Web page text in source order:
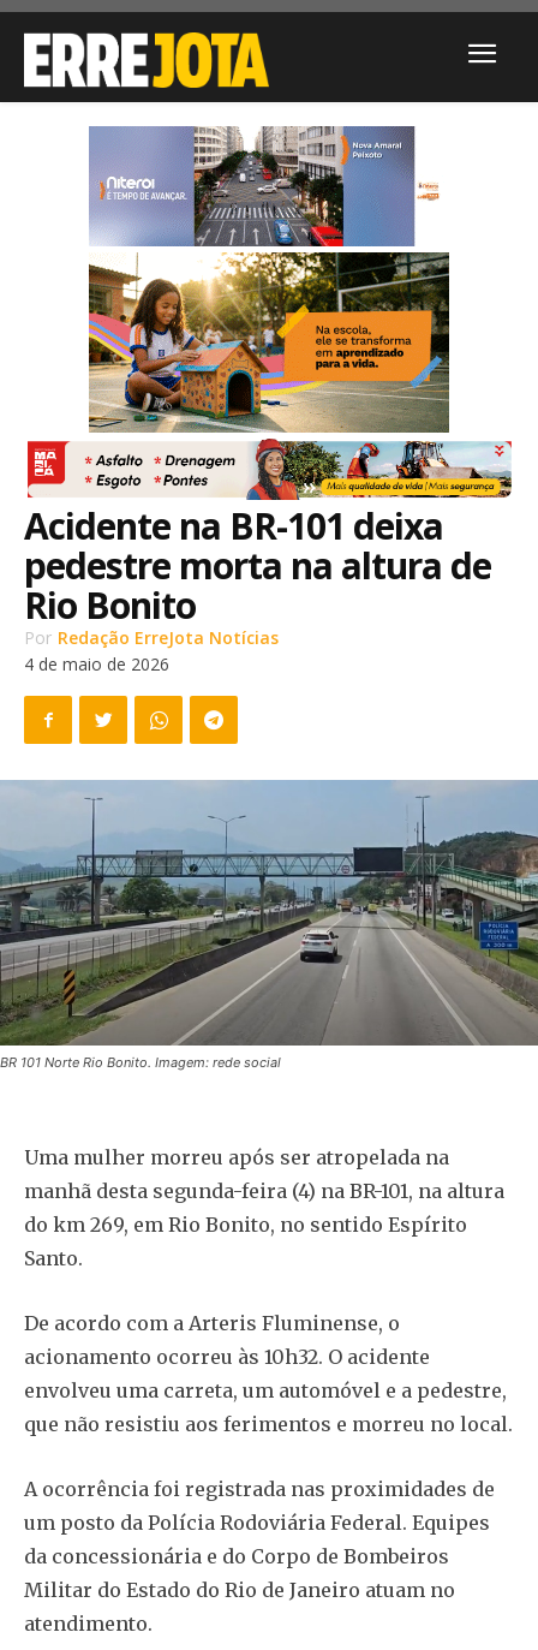
Acidente na BR-101 deixa
pedestre morta na altura de
Rio Bonito
Por Redação ErreJota Notícias
4 de maio de 2026
BR 101 Norte Rio Bonito. Imagem: rede social
Uma mulher morreu após ser atropelada na
manhã desta segunda-feira (4) na BR-101, na altura
do km 269, em Rio Bonito, no sentido Espírito
Santo.
De acordo com a Arteris Fluminense, o
acionamento ocorreu às 10h32. O acidente
envolveu uma carreta, um automóvel e a pedestre,
que não resistiu aos ferimentos e morreu no local.
A ocorrência foi registrada nas proximidades de
um posto da Polícia Rodoviária Federal. Equipes
da concessionária e do Corpo de Bombeiros
Militar do Estado do Rio de Janeiro atuam no
atendimento.